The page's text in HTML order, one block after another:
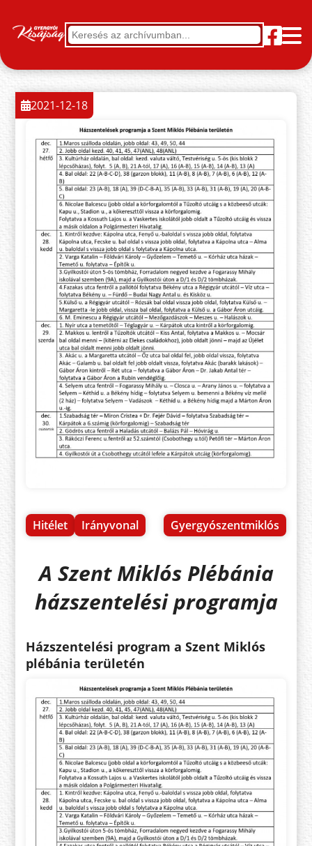
Hitélet Irányvonal Gyergyószentmiklós
2021-12-18
A Szent Miklós Plébánia
házszentelési programja
Házszentelési program a Szent Miklós
plébánia területén